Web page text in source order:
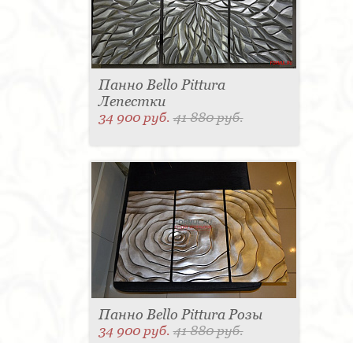
Панно Bello Pittura
Лепестки
34 900 руб.41 880 руб.
Панно Bello Pittura Розы
34 900 руб.41 880 руб.